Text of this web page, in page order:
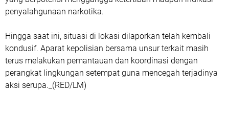
penyalahgunaan narkotika.
Hingga saat ini, situasi di lokasi dilaporkan telah kembali
kondusif. Aparat kepolisian bersama unsur terkait masih
terus melakukan pemantauan dan koordinasi dengan
perangkat lingkungan setempat guna mencegah terjadinya
aksi serupa._(RED/LM)